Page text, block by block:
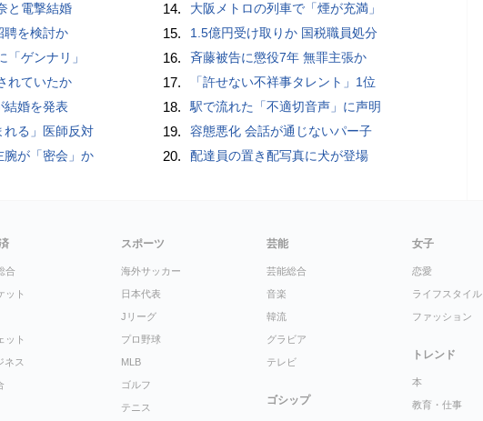
と電撃結婚
聘を検討か
「ゲンナリ」
れていたか
結婚を発表
れる」医師反対
腕が「密会」か
14. 大阪メトロの列車で「煙が充満」
15. 1.5億円受け取りか 国税職員処分
16. 斉藤被告に懲役7年 無罪主張か
17. 「許せない不祥事タレント」1位
18. 駅で流れた「不適切音声」に声明
19. 容態悪化 会話が通じないパー子
20. 配達員の置き配写真に犬が登場
合
ット
ット
ネス
スポーツ
海外サッカー
日本代表
Jリーグ
プロ野球
MLB
ゴルフ
テニス
芸能
芸能総合
音楽
韓流
グラビア
テレビ
ゴシップ
女子
恋愛
ライフスタイル
ファッション
トレンド
本
教育・仕事